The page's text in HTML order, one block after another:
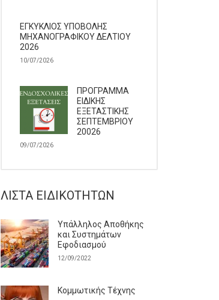
ΕΓΚΥΚΛΙΟΣ ΥΠΟΒΟΛΗΣ
ΜΗΧΑΝΟΓΡΑΦΙΚΟΥ ΔΕΛΤΙΟΥ
2026
10/07/2026
ΠΡΟΓΡΑΜΜΑ
ΕΙΔΙΚΗΣ
ΕΞΕΤΑΣΤΙΚΗΣ
ΣΕΠΤΕΜΒΡΙΟΥ
20026
09/07/2026
ΛΊΣΤΑ ΕΙΔΙΚΟΤΉΤΩΝ
Υπάλληλος Αποθήκης
και Συστημάτων
Εφοδιασμού
12/09/2022
Κομμωτικής Τέχνης